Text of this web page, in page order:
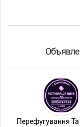
Перефугування